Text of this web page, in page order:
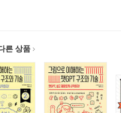
Stage 모듈 설명 및 구현
를 사용한 네트워크의 시각화 기법
습
론
른 상품